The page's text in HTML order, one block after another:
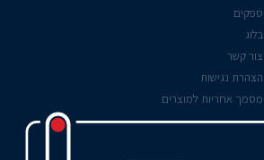
ספקים
בלוג
צור קשר
הצהרת נגישות
מסמך אחריות למוצרים